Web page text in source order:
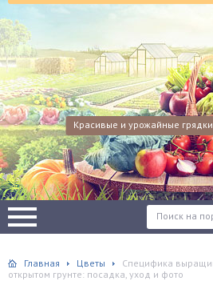
Красивые и урожайные
Главная Цветы
Специфика
открытом грунте: посадка, уход и фото